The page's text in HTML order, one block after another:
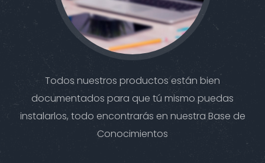
Todos nuestros productos están bien
documentados para que tú mismo puedas
instalarlos, todo encontrarás en nuestra Base de
Conocimientos